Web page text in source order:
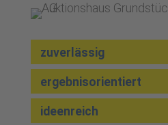
zuverlässig
ergebnisorientiert
ideenreich